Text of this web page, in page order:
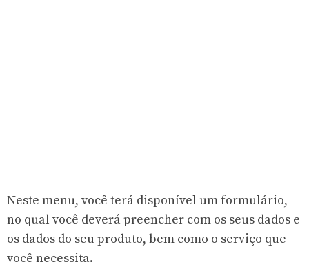
Neste menu, você terá disponível um formulário,
no qual você deverá preencher com os seus dados e
os dados do seu produto, bem como o serviço que
você necessita.